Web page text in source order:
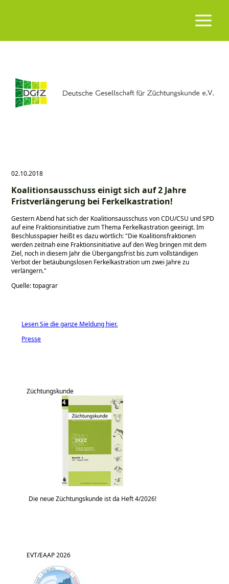
02.10.2018
Koalitionsausschuss einigt sich auf 2 Jahre
Fristverlängerung bei Ferkelkastration!
Gestern Abend hat sich der Koalitionsausschuss von CDU/CSU und SPD
auf eine Fraktionsinitiative zum Thema Ferkelkastration geeinigt. Im
Beschlusspapier heißt es dazu wörtlich: Die Koalitionsfraktionen
werden zeitnah eine Fraktionsinitiative auf den Weg bringen mit dem
Ziel, noch in diesem Jahr die Übergangsfrist bis zum vollständigen
Verbot der betäubungslosen Ferkelkastration um zwei Jahre zu
verlängern.
Quelle: topagrar
Lesen Sie die ganze Meldung hier.
Presse
Züchtungskunde
Die neue Züchtungskunde ist da Heft 4/2026!
EVT/EAAP 2026